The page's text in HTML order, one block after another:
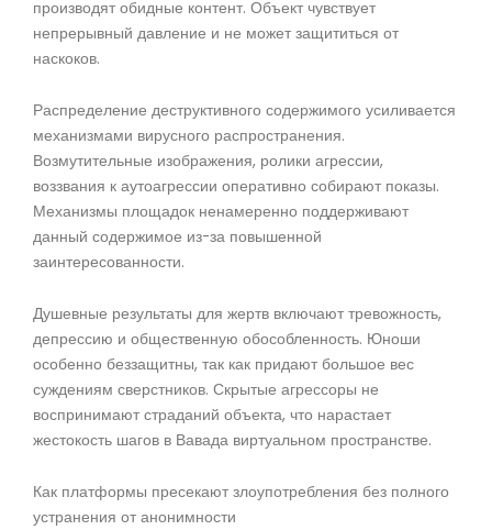
производят обидные контент. Объект чувствует
непрерывный давление и не может защититься от
наскоков.
Распределение деструктивного содержимого усиливается
механизмами вирусного распространения.
Возмутительные изображения, ролики агрессии,
воззвания к аутоагрессии оперативно собирают показы.
Механизмы площадок ненамеренно поддерживают
данный содержимое из-за повышенной
заинтересованности.
Душевные результаты для жертв включают тревожность,
депрессию и общественную обособленность. Юноши
особенно беззащитны, так как придают большое вес
суждениям сверстников. Скрытые агрессоры не
воспринимают страданий объекта, что нарастает
жестокость шагов в Вавада виртуальном пространстве.
Как платформы пресекают злоупотребления без полного
устранения от анонимности